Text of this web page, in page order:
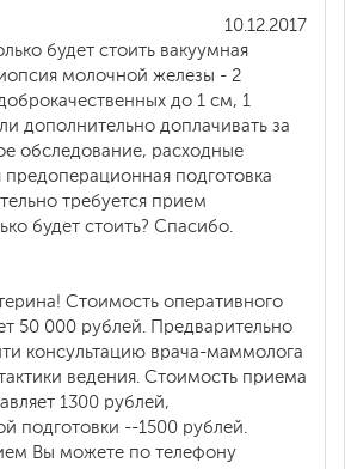
10.12.2017
будет стоить вакуумная
молочной железы - 2
до 1 см, 1
дополнительно доплачивать за
обследование, расходные
предоперационная подготовка
требуется прием
будет стоить? Спасибо.
Стоимость оперативного
50 000 рублей. Предварительно
консультацию врача-маммолога
ведения. Стоимость приема
1300 рублей,
подготовки --1500 рублей.
Вы можете по телефону